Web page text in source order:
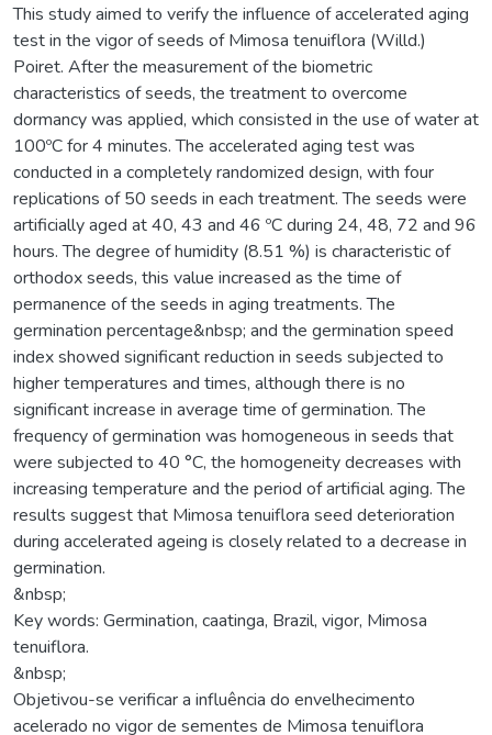
This study aimed to verify the influence of accelerated aging
test in the vigor of seeds of Mimosa tenuiflora (Willd.)
Poiret. After the measurement of the biometric
characteristics of seeds, the treatment to overcome
dormancy was applied, which consisted in the use of water at
100ºC for 4 minutes. The accelerated aging test was
conducted in a completely randomized design, with four
replications of 50 seeds in each treatment. The seeds were
artificially aged at 40, 43 and 46 ºC during 24, 48, 72 and 96
hours. The degree of humidity (8.51 %) is characteristic of
orthodox seeds, this value increased as the time of
permanence of the seeds in aging treatments. The
germination percentage&nbsp; and the germination speed
index showed significant reduction in seeds subjected to
higher temperatures and times, although there is no
significant increase in average time of germination. The
frequency of germination was homogeneous in seeds that
were subjected to 40 °C, the homogeneity decreases with
increasing temperature and the period of artificial aging. The
results suggest that Mimosa tenuiflora seed deterioration
during accelerated ageing is closely related to a decrease in
germination.
&nbsp;
Key words: Germination, caatinga, Brazil, vigor, Mimosa
tenuiflora.
&nbsp;
Objetivou-se verificar a influência do envelhecimento
acelerado no vigor de sementes de Mimosa tenuiflora